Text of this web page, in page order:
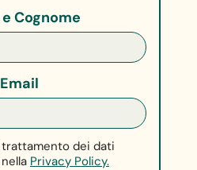
Cognome
Email
dei dati
Privacy Policy.